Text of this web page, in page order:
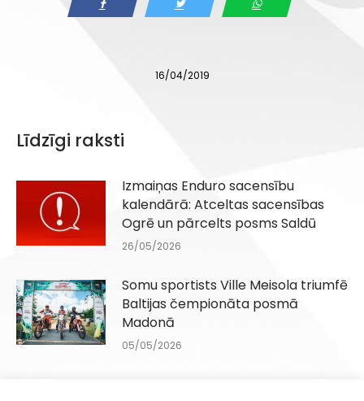
16/04/2019
Līdzīgi raksti
Izmaiņas Enduro sacensību
kalendārā: Atceltas sacensības
Ogrē un pārcelts posms Saldū
26/05/2026
Somu sportists Ville Meisola triumfē
Baltijas čempionāta posmā
Madonā
05/05/2026